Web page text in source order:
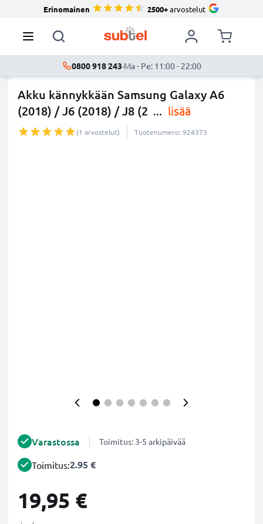
Erinomainen 2500+arvostelut
0800 918 243·Ma - Pe: 11:00 - 22:00
Akku kännykkään Samsung Galaxy A6
(2018) / J6 (2018) / J8 (2 ... lisää
(1 arvostelut) Tuotenumero: 924373
Varastossa Toimitus: 3-5 arkipäivää
Toimitus:2.95 €
19,95 €